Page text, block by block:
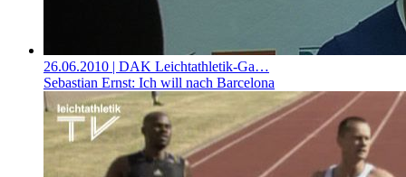
26.06.2010 | DAK Leichtathletik-Ga…
Sebastian Ernst: Ich will nach Barcelona